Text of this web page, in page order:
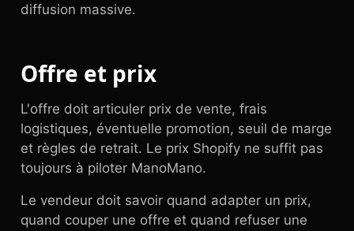
diffusion massive.
Offre et prix
L'offre doit articuler prix de vente, frais
logistiques, éventuelle promotion, seuil de marge
et règles de retrait. Le prix Shopify ne suffit pas
toujours à piloter ManoMano.
Le vendeur doit savoir quand adapter un prix,
quand couper une offre et quand refuser une